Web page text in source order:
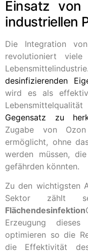
Einsatz von
industriellen
Die Integration
revolutioniert
desinfizierenden
wird es als
Gegensatz zu
Zugabe von
ermöglicht, ohne
werden müssen,
gefährden könnten.
Zu den wichtigsten
Sektor zählt
Flächendesinfektion
Erzeugung
optimieren so die
die Effektivität